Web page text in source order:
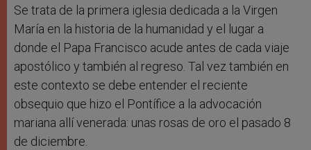
Se trata de la primera iglesia dedicada a la Virgen
María en la historia de la humanidad y el lugar a
donde el Papa Francisco acude antes de cada viaje
apostólico y también al regreso. Tal vez también en
este contexto se debe entender el reciente
obsequio que hizo el Pontífice a la advocación
mariana allí venerada: unas rosas de oro el pasado 8
de diciembre.